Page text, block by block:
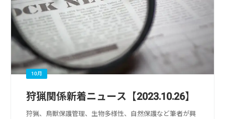
10月
狩猟関係新着ニュース【2023.10.26】
狩猟、鳥獣保護管理、生物多様性、自然保護など筆者が興